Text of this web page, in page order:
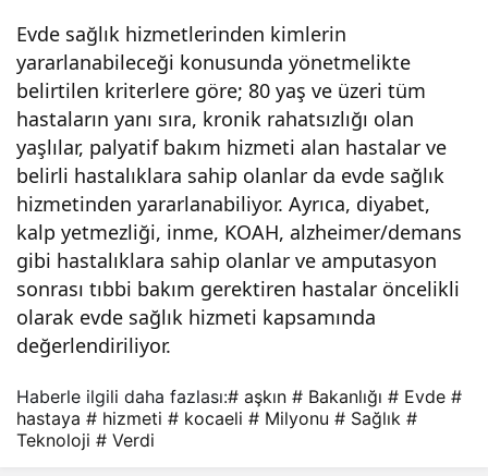
Evde sağlık hizmetlerinden kimlerin
yararlanabileceği konusunda yönetmelikte
belirtilen kriterlere göre; 80 yaş ve üzeri tüm
hastaların yanı sıra, kronik rahatsızlığı olan
yaşlılar, palyatif bakım hizmeti alan hastalar ve
belirli hastalıklara sahip olanlar da evde sağlık
hizmetinden yararlanabiliyor. Ayrıca, diyabet,
kalp yetmezliği, inme, KOAH, alzheimer/demans
gibi hastalıklara sahip olanlar ve amputasyon
sonrası tıbbi bakım gerektiren hastalar öncelikli
olarak evde sağlık hizmeti kapsamında
değerlendiriliyor.
sağl
ık
meti
’
i
Haberle ilgili daha fazlası:# aşkın # Bakanlığı # Evde #
hastaya # hizmeti # kocaeli # Milyonu # Sağlık #
Teknoloji # Verdi